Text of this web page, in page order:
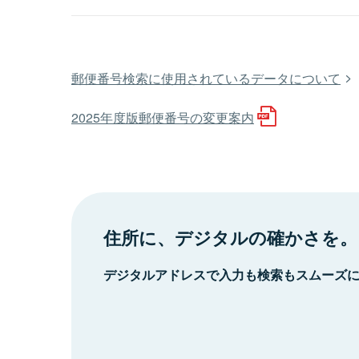
郵便番号検索に使用されているデータについて
2025年度版郵便番号の変更案内
住所に、デジタルの確かさを。
デジタルアドレスで入力も検索もスムーズ